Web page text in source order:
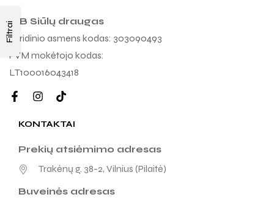
FiltraiMB Siūlų draugas
Juridinio asmens kodas: 303090493
PVM mokėtojo kodas:
LT100016043418
KONTAKTAI
Prekių atsiėmimo adresas
Trakėnų g. 38-2, Vilnius (Pilaitė)
Buveinės adresas